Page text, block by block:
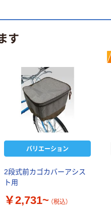
す
バリエーション
2段式前カゴカバーアシス
ト用
￥2,731~ （税込）